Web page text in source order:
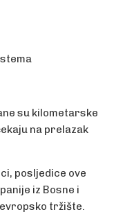
su kilometarske
na prelazak
posljedice ove
iz Bosne i
tržište.